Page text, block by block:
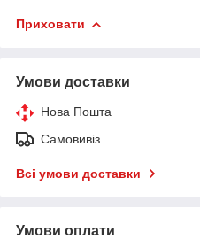
Приховати
Умови доставки
Нова Пошта
Самовивіз
Всі умови доставки
Умови оплати